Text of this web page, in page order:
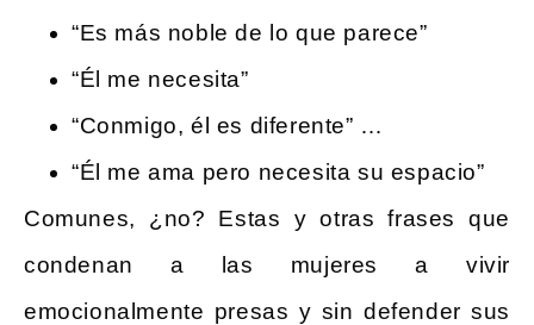
“Es más noble de lo que parece”
“Él me necesita”
“Conmigo, él es diferente” …
“Él me ama pero necesita su espacio”
Comunes, ¿no? Estas y otras frases que
condenan a las mujeres a vivir
emocionalmente presas y sin defender sus